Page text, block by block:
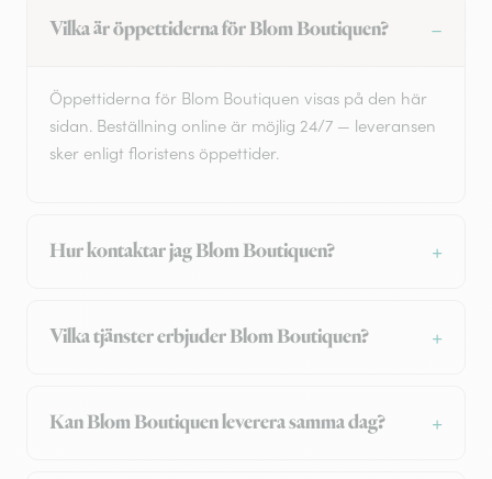
Vilka är öppettiderna för Blom Boutiquen?
Öppettiderna för Blom Boutiquen visas på den här
sidan. Beställning online är möjlig 24/7 — leveransen
sker enligt floristens öppettider.
Hur kontaktar jag Blom Boutiquen?
Vilka tjänster erbjuder Blom Boutiquen?
Kan Blom Boutiquen leverera samma dag?